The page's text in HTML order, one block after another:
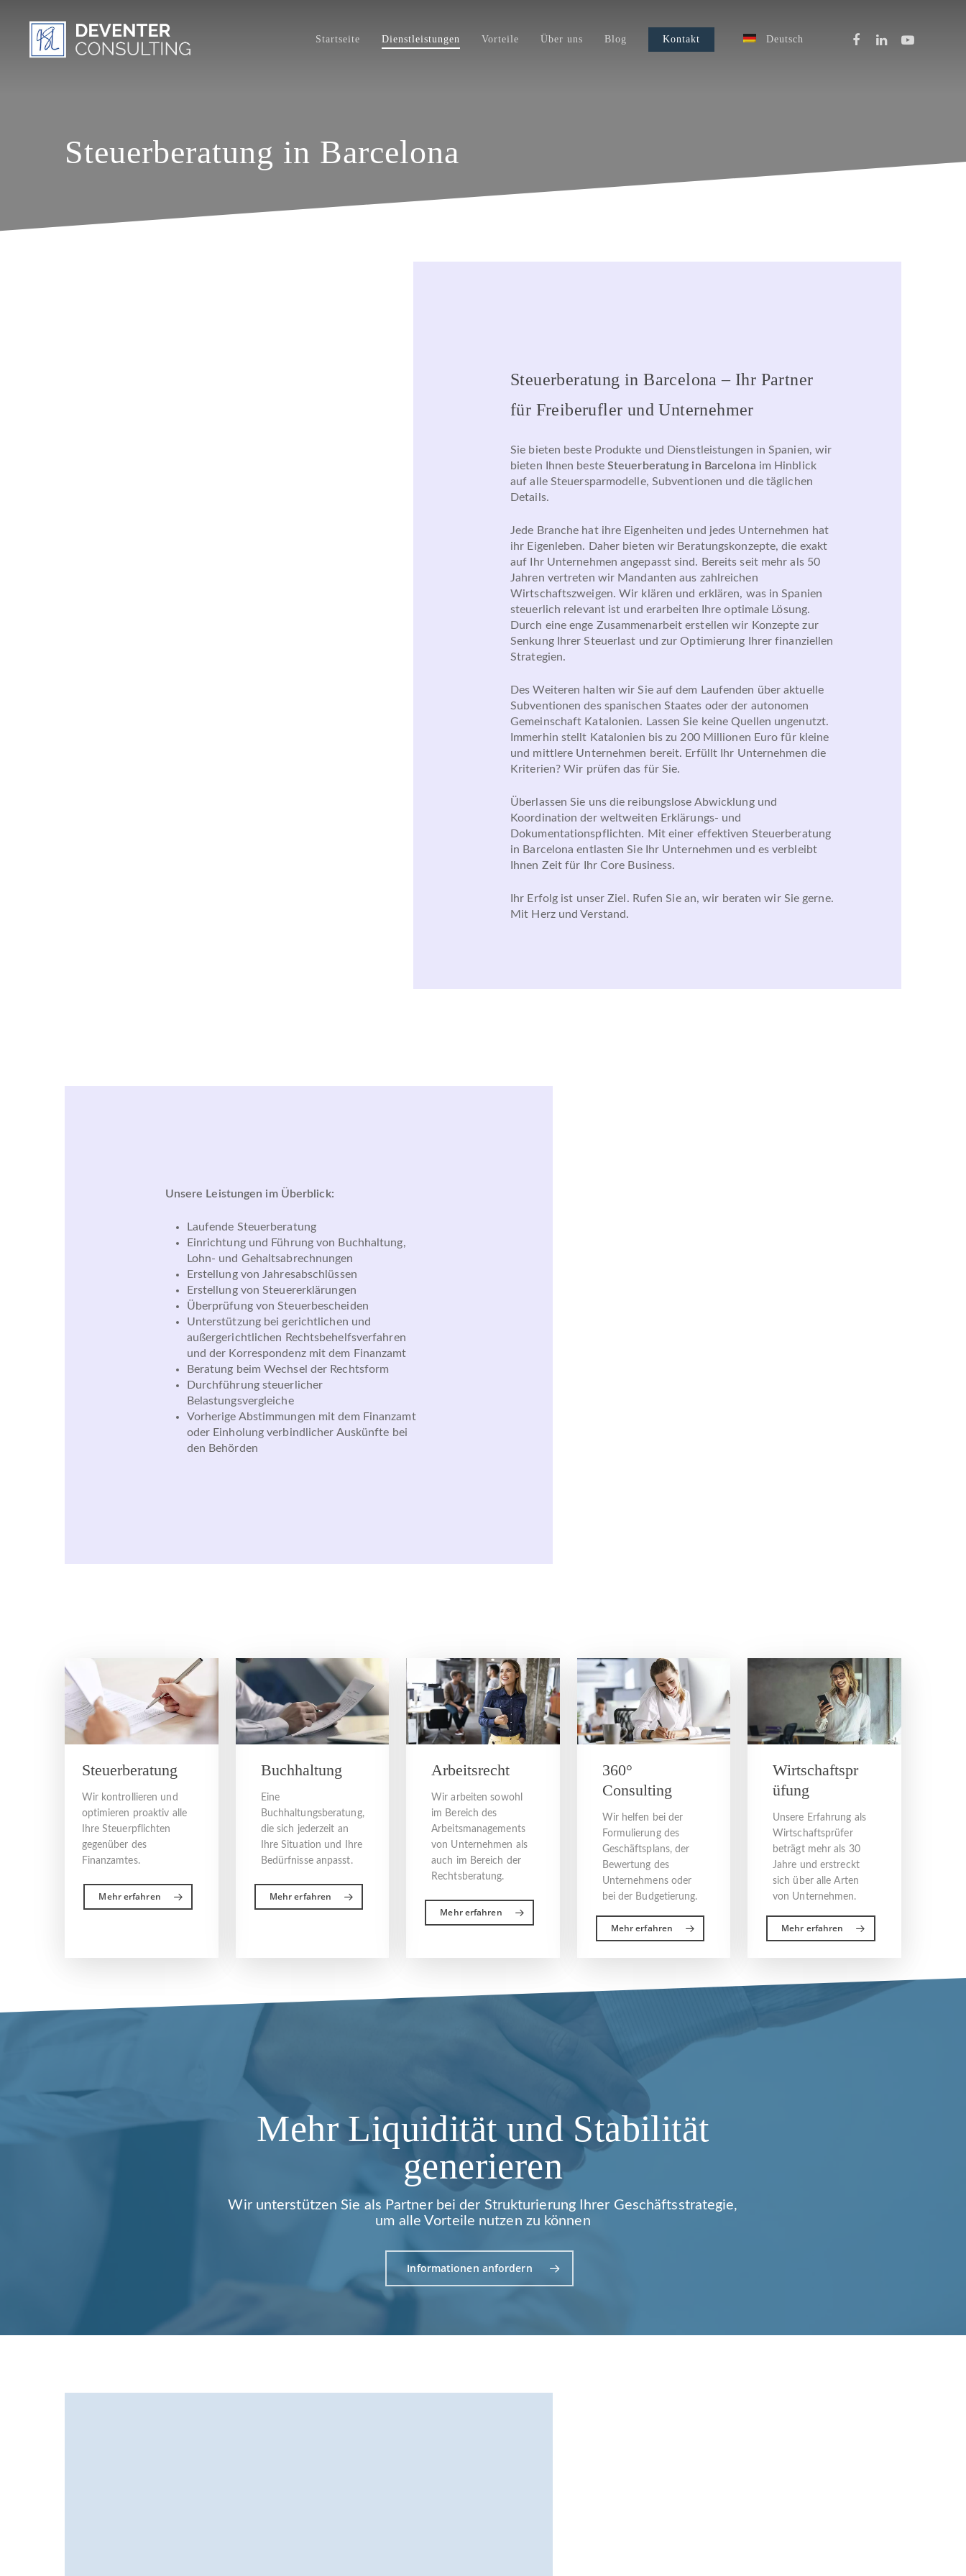
Startseite Dienstleistungen Vorteile Über uns Blog Kontakt Deutsch
Steuerberatung in Barcelona
Steuerberatung in Barcelona – Ihr Partner
für Freiberufler und Unternehmer
Sie bieten beste Produkte und Dienstleistungen in Spanien, wir
bieten Ihnen beste Steuerberatung in Barcelona im Hinblick
auf alle Steuersparmodelle, Subventionen und die täglichen
Details.
Jede Branche hat ihre Eigenheiten und jedes Unternehmen hat
ihr Eigenleben. Daher bieten wir Beratungskonzepte, die exakt
auf Ihr Unternehmen angepasst sind. Bereits seit mehr als 50
Jahren vertreten wir Mandanten aus zahlreichen
Wirtschaftszweigen. Wir klären und erklären, was in Spanien
steuerlich relevant ist und erarbeiten Ihre optimale Lösung.
Durch eine enge Zusammenarbeit erstellen wir Konzepte zur
Senkung Ihrer Steuerlast und zur Optimierung Ihrer finanziellen
Strategien.
Des Weiteren halten wir Sie auf dem Laufenden über aktuelle
Subventionen des spanischen Staates oder der autonomen
Gemeinschaft Katalonien. Lassen Sie keine Quellen ungenutzt.
Immerhin stellt Katalonien bis zu 200 Millionen Euro für kleine
und mittlere Unternehmen bereit. Erfüllt Ihr Unternehmen die
Kriterien? Wir prüfen das für Sie.
Überlassen Sie uns die reibungslose Abwicklung und
Koordination der weltweiten Erklärungs- und
Dokumentationspflichten. Mit einer effektiven Steuerberatung
in Barcelona entlasten Sie Ihr Unternehmen und es verbleibt
Ihnen Zeit für Ihr Core Business.
Ihr Erfolg ist unser Ziel. Rufen Sie an, wir beraten wir Sie gerne.
Mit Herz und Verstand.
Unsere Leistungen im Überblick:
Laufende Steuerberatung
Einrichtung und Führung von Buchhaltung,
Lohn- und Gehaltsabrechnungen
Erstellung von Jahresabschlüssen
Erstellung von Steuererklärungen
Überprüfung von Steuerbescheiden
Unterstützung bei gerichtlichen und
außergerichtlichen Rechtsbehelfsverfahren
und der Korrespondenz mit dem Finanzamt
Beratung beim Wechsel der Rechtsform
Durchführung steuerlicher
Belastungsvergleiche
Vorherige Abstimmungen mit dem Finanzamt
oder Einholung verbindlicher Auskünfte bei
den Behörden
Steuerberatung
Wir kontrollieren und
optimieren proaktiv alle
Ihre Steuerpflichten
gegenüber des
Finanzamtes.
Mehr erfahren
Buchhaltung
Eine
Buchhaltungsberatung,
die sich jederzeit an
Ihre Situation und Ihre
Bedürfnisse anpasst.
Mehr erfahren
Arbeitsrecht
Wir arbeiten sowohl
im Bereich des
Arbeitsmanagements
von Unternehmen als
auch im Bereich der
Rechtsberatung.
Mehr erfahren
360°
Consulting
Wir helfen bei der
Formulierung des
Geschäftsplans, der
Bewertung des
Unternehmens oder
bei der Budgetierung.
Mehr erfahren
Wirtschaftspr
üfung
Unsere Erfahrung als
Wirtschaftsprüfer
beträgt mehr als 30
Jahre und erstreckt
sich über alle Arten
von Unternehmen.
Mehr erfahren
Mehr Liquidität und Stabilität
generieren
Wir unterstützen Sie als Partner bei der Strukturierung Ihrer Geschäftsstrategie,
um alle Vorteile nutzen zu können
Informationen anfordern